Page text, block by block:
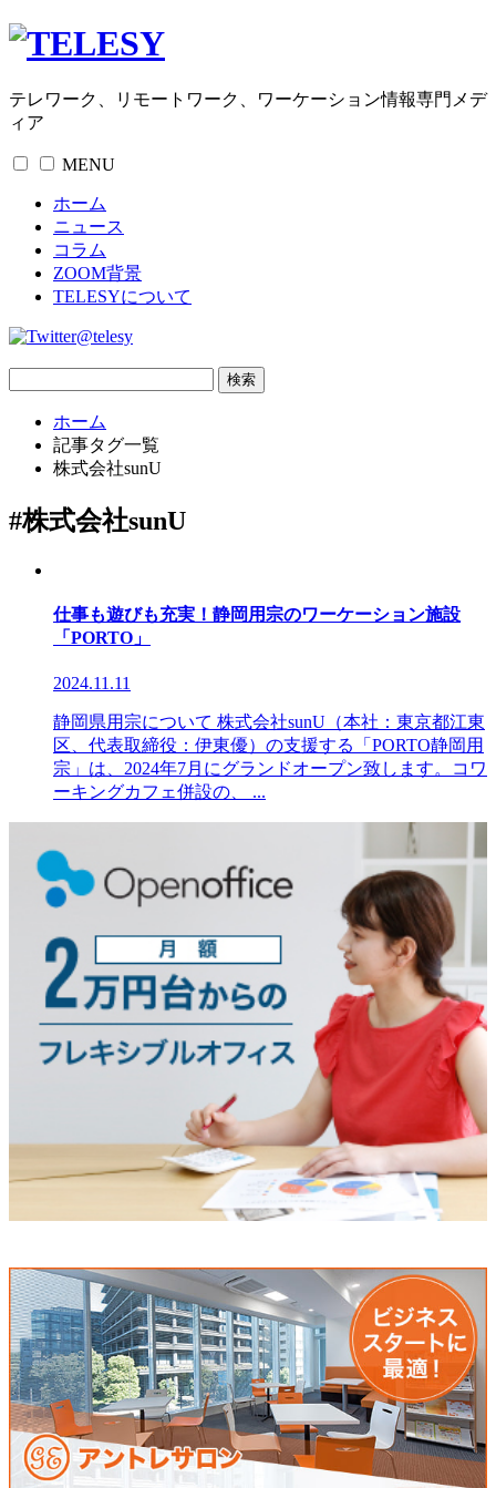
テレワーク、リモートワーク、ワーケーション情報専門メデ
ィア
MENU
ホーム
ニュース
コラム
ZOOM背景
TELESYについて
@telesy
ホーム
記事タグ一覧
株式会社sunU
#株式会社sunU
仕事も遊びも充実！静岡用宗のワーケーション施設
「PORTO」
2024.11.11
静岡県用宗について 株式会社sunU（本社：東京都江東
区、代表取締役：伊東優）の支援する「PORTO静岡用
宗」は、2024年7月にグランドオープン致します。コワ
ーキングカフェ併設の、 ...